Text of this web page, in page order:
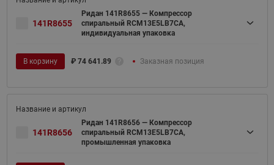
141R8655
Ридан 141R8655 — Компрессор
спиральный RCM13E5LB7CA,
индивидуальная упаковка
В корзину ₽ 74 641.89 Заказная позиция
141R8656
Ридан 141R8656 — Компрессор
спиральный RCM13E5LB7CA,
промышленная упаковка